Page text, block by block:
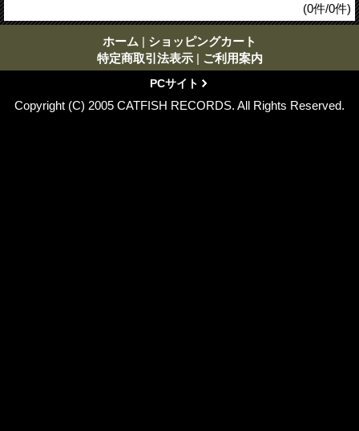
(0件/0件)
ホーム | ショッピングカート
特定商取引法表示 | ご利用案内
PCサイト
Copyright (C) 2005 CATFISH RECORDS. All Rights Reserved.